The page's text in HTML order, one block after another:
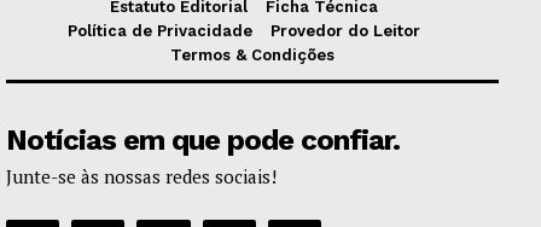
Estatuto Editorial
Ficha Técnica
Política de Privacidade
Provedor do Leitor
Termos & Condições
Notícias em que pode confiar.
Junte-se às nossas redes sociais!